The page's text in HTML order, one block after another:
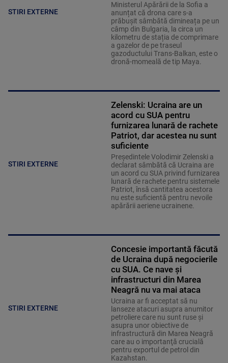
STIRI EXTERNE
Ministerul Apărării de la Sofia a
anunțat că drona care s-a
prăbușit sâmbătă dimineața pe un
câmp din Bulgaria, la circa un
kilometru de stația de comprimare
a gazelor de pe traseul
gazoductului Trans-Balkan, este o
dronă-momeală de tip Maya.
STIRI EXTERNE
Zelenski: Ucraina are un
acord cu SUA pentru
furnizarea lunară de rachete
Patriot, dar acestea nu sunt
suficiente
Preşedintele Volodimir Zelenski a
declarat sâmbătă că Ucraina are
un acord cu SUA privind furnizarea
lunară de rachete pentru sistemele
Patriot, însă cantitatea acestora
nu este suficientă pentru nevoile
apărării aeriene ucrainene.
STIRI EXTERNE
Concesie importantă făcută
de Ucraina după negocierile
cu SUA. Ce nave şi
infrastructuri din Marea
Neagră nu va mai ataca
Ucraina ar fi acceptat să nu
lanseze atacuri asupra anumitor
petroliere care nu sunt ruse şi
asupra unor obiective de
infrastructură din Marea Neagră
care au o importanţă crucială
pentru exportul de petrol din
Kazahstan.